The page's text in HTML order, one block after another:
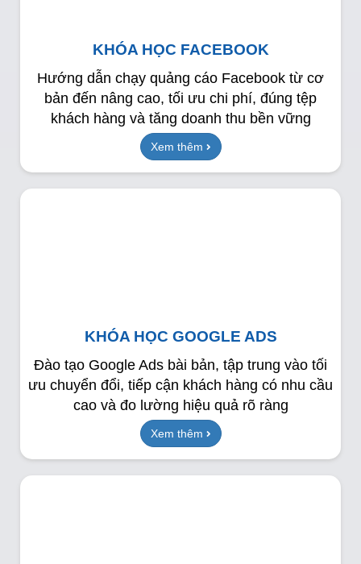
KHÓA HỌC FACEBOOK
Hướng dẫn chạy quảng cáo Facebook từ cơ
bản đến nâng cao, tối ưu chi phí, đúng tệp
khách hàng và tăng doanh thu bền vững
Xem thêm
KHÓA HỌC GOOGLE ADS
Đào tạo Google Ads bài bản, tập trung vào tối
ưu chuyển đổi, tiếp cận khách hàng có nhu cầu
cao và đo lường hiệu quả rõ ràng
Xem thêm